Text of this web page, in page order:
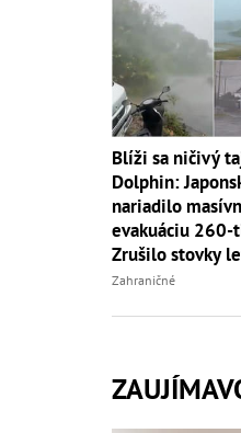
Blíži sa ničivý
Dolphin:
nariadilo
evakuáciu
Zrušilo stovky
Zahraničné